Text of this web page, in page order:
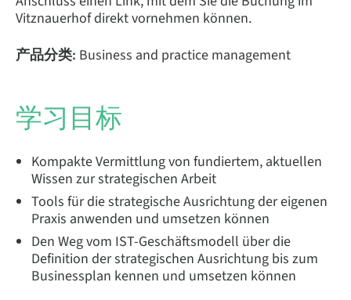
Vitznauerhof direkt vornehmen können.
产品分类: Business and practice management
学习目标
Kompakte Vermittlung von fundiertem, aktuellen
Wissen zur strategischen Arbeit
Tools für die strategische Ausrichtung der eigenen
Praxis anwenden und umsetzen können
Den Weg vom IST-Geschäftsmodell über die
Definition der strategischen Ausrichtung bis zum
Businessplan kennen und umsetzen können